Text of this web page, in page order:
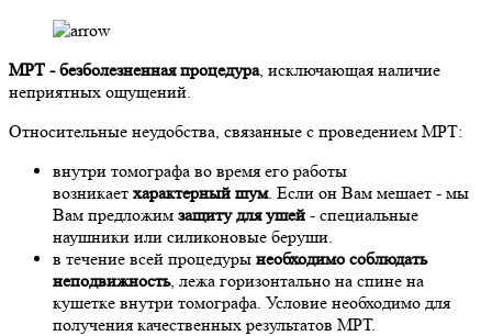
МРТ - безболезненная процедура, исключающая наличие
неприятных ощущений.
Относительные неудобства, связанные с проведением МРТ:
внутри томографа во время его работы
возникает характерный шум. Если он Вам мешает - мы
Вам предложим защиту для ушей - специальные
наушники или силиконовые беруши.
в течение всей процедуры необходимо соблюдать
неподвижность, лежа горизонтально на спине на
кушетке внутри томографа. Условие необходимо для
получения качественных результатов МРТ.